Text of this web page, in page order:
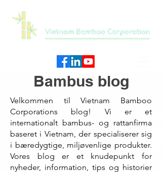
Bambus blog
Velkommen til Vietnam Bamboo
Corporations blog! Vi er et
internationalt bambus- og rattanfirma
baseret i Vietnam, der specialiserer sig
i bæredygtige, miljøvenlige produkter.
Vores blog er et knudepunkt for
nyheder, information, tips og historier